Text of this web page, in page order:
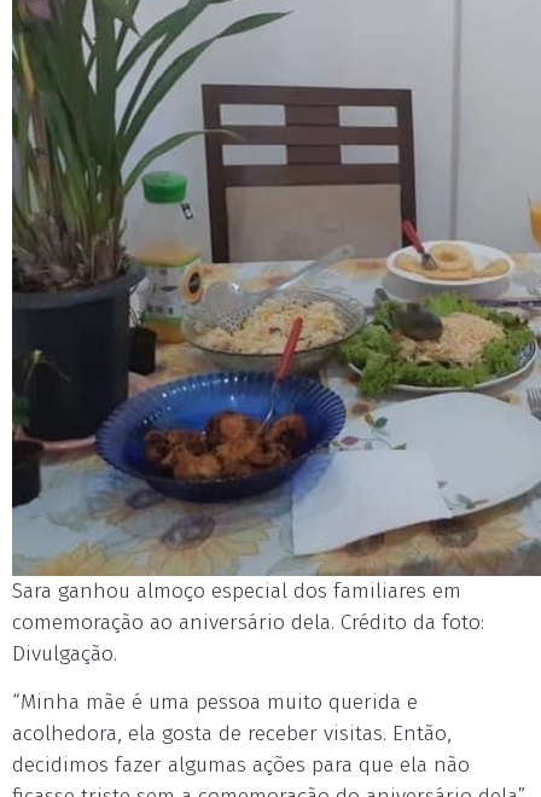
Sara ganhou almoço especial dos familiares em
comemoração ao aniversário dela. Crédito da foto:
Divulgação.
“Minha mãe é uma pessoa muito querida e
acolhedora, ela gosta de receber visitas. Então,
decidimos fazer algumas ações para que ela não